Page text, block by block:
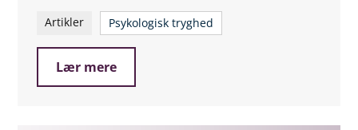
Artikler Psykologisk tryghed
Lær mere